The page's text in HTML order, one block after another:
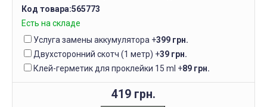
Код товара:565773
Есть на складе
Услуга замены аккумулятора +399 грн.
Двухсторонний скотч (1 метр) +39 грн.
Клей-герметик для проклейки 15 ml +89 грн.
419 грн.